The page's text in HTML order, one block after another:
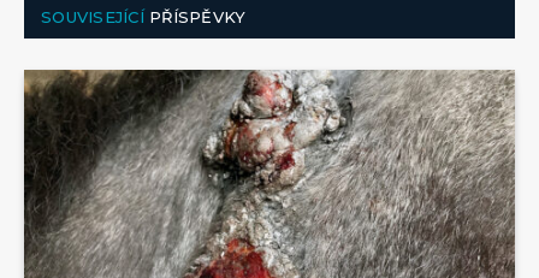
SOUVISEJÍCÍPŘÍSPĚVKY